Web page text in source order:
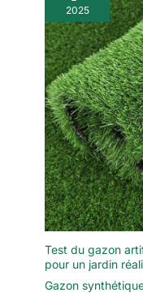
2025
Test du gazon
pour un jardin
Gazon